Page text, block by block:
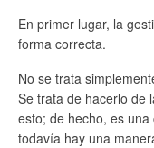
En primer lugar, la
forma correcta.
No se trata
Se trata de hacerlo de
esto; de hecho, es
todavía hay una